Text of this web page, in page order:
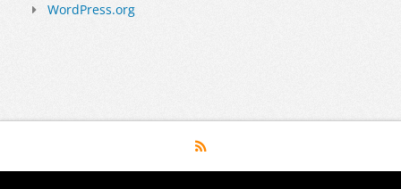
WordPress.org